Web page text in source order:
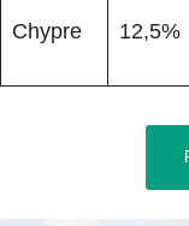
Chypre 12,5%